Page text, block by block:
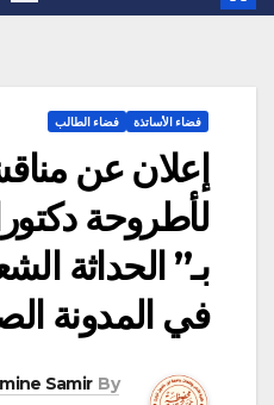
فضاء الأساتذة فضاء الطالب
إعلان عن
لأطروحة
بـ” الحداثة
في المدونة
By
Samir